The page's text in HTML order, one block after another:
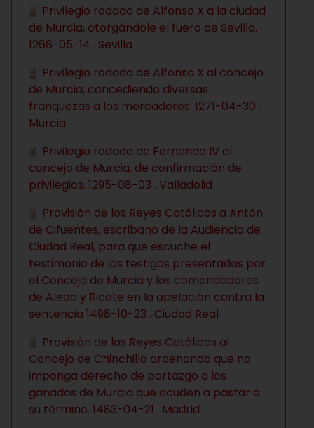
Privilegio rodado de Alfonso X a la ciudad
de Murcia, otorgándole el fuero de Sevilla.
1266-05-14 . Sevilla
Privilegio rodado de Alfonso X al concejo
de Murcia, concediendo diversas
franquezas a los mercaderes. 1271-04-30 .
Murcia
Privilegio rodado de Fernando IV al
concejo de Murcia, de confirmación de
privilegios. 1295-08-03 . Valladolid
Provisión de los Reyes Católicos a Antón
de Cifuentes, escribano de la Audiencia de
Ciudad Real, para que escuche el
testimonio de los testigos presentados por
el Concejo de Murcia y los comendadores
de Aledo y Ricote en la apelación contra la
sentencia 1498-10-23 . Ciudad Real
Provisión de los Reyes Católicos al
Concejo de Chinchilla ordenando que no
imponga derecho de portazgo a los
ganados de Murcia que acuden a pastar a
su término. 1483-04-21 . Madrid